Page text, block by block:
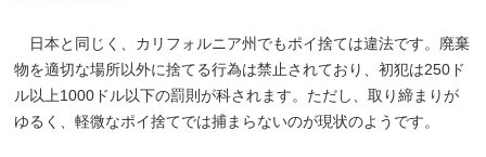
日本と同じく、カリフォルニア州でもポイ捨ては違法です。廃棄
物を適切な場所以外に捨てる行為は禁止されており、初犯は250ド
ル以上1000ドル以下の罰則が科されます。ただし、取り締まりが
ゆるく、軽微なポイ捨てでは捕まらないのが現状のようです。